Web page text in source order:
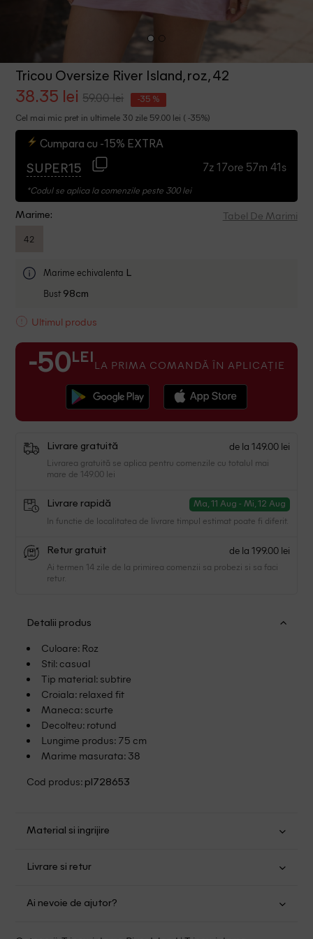
Tricou Oversize River Island, roz, 42
38.35 lei 59.00 lei -35 %
Cel mai mic pret in ultimele 30 zile 59.00 lei ( -35%)
Cumpara cu -15% EXTRA
SUPER15 7z 17ore 57m 40s
*Codul se aplica la comenzile peste 300 lei
Marime: Tabel De Marimi
42
Marime echivalenta L
Bust 98cm
Ultimul produs
-50 LEI LA PRIMA COMANDĂ ÎN APLICAȚIE
Livrare gratuită de la 149.00 lei
Livrarea gratuită se aplica pentru comenzile cu totalul mai
mare de 149.00 lei
Livrare rapidă Ma, 11 Aug - Mi, 12 Aug
In functie de localitatea de livrare timpul estimat poate fi diferit.
Retur gratuit de la 199.00 lei
Ai termen 14 zile de la primirea comenzii sa probezi si sa faci
retur.
Detalii produs
Culoare: Roz
Stil: casual
Tip material: subtire
Croiala: relaxed fit
Maneca: scurte
Decolteu: rotund
Lungime produs: 75 cm
Marime masurata: 38
Cod produs: pl728653
Material si ingrijire
Nu folositi inalbitor
Se pot calca
Livrare si retur
mare de 149.00 lei.
Ai nevoie de ajutor?